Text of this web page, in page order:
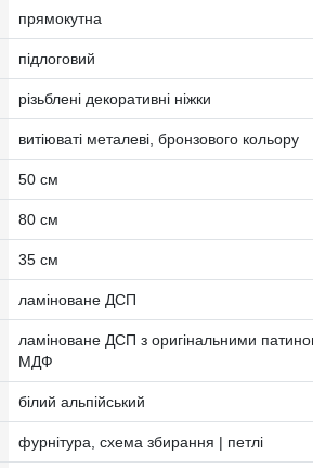
прямокутна
підлоговий
різьблені декоративні ніжки
витіюваті металеві, бронзового кольору
50 см
80 см
35 см
ламіноване ДСП
ламіноване ДСП з оригінальними
МДФ
білий альпійський
фурнітура, схема збирання | петлі